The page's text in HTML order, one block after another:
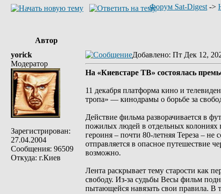
Форум Sat-Digest ->
Автор
yorick
Модератор
Зарегистрирован:
27.04.2004
Сообщения: 96509
Откуда: г.Киев
Добавлено: Пт Дек 12,
На «Киевстаре ТВ» состоялась
11 декабря платформа кино и
тропа» — кинодрамы о борьбе за
Действие фильма разворачивается в
пожилых людей в отдельных колониях
героиня – почти 80-летняя Тереза ​​–
отправляется в опасное путешествие
возможно.
Лента раскрывает тему старости как
свободу. Из-за судьбы Весы фильм
пытающейся навязать свои правила. В